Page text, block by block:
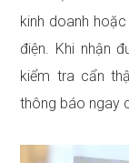
kinh doanh
điện. Khi nhận
kiểm tra cẩn
thông báo ngay